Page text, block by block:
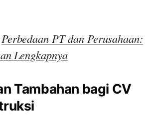
Perbedaan PT dan Perusahaan:
Lengkapnya
Tambahan bagi CV